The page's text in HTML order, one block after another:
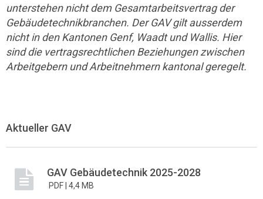
unterstehen nicht dem Gesamtarbeitsvertrag der
Gebäudetechnikbranchen. Der GAV gilt ausserdem
nicht in den Kantonen Genf, Waadt und Wallis. Hier
sind die vertragsrechtlichen Beziehungen zwischen
Arbeitgebern und Arbeitnehmern kantonal geregelt.
Aktueller GAV
GAV Gebäudetechnik 2025-2028
PDF | 4,4 MB